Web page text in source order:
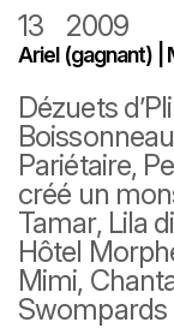
13 2009
Ariel (gagnant) |
Dézuets
Pariétaire,
créé un
Tamar, Lila
Hôtel
Mimi,
Swompards